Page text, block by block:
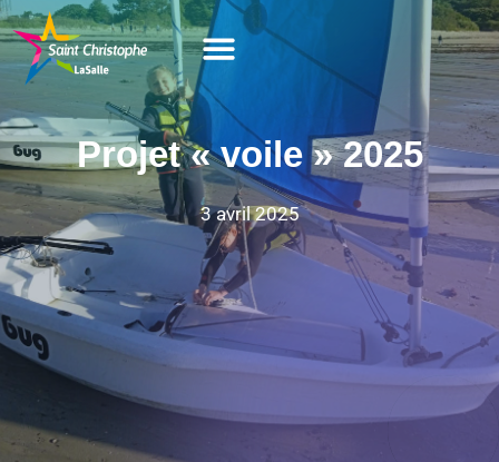
Projet « voile » 2025
3 avril 2025